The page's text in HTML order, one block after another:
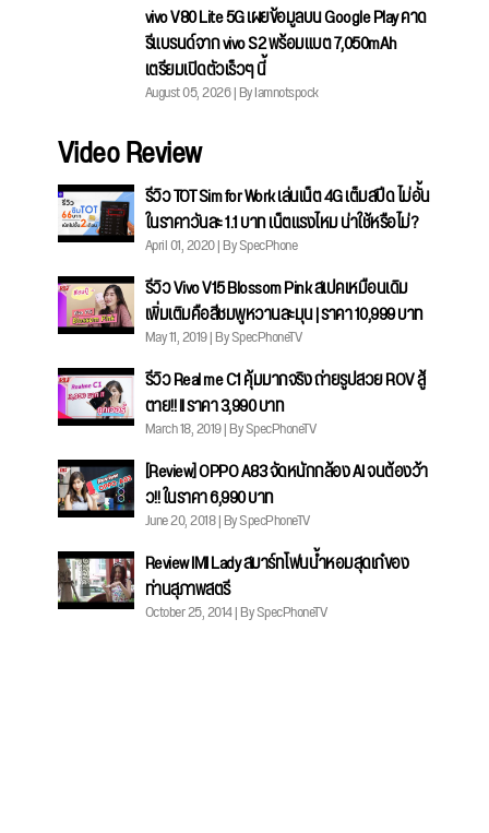
vivo V80 Lite 5G เผยข้อมูลบน Google Play คาด
รีแบรนด์จาก vivo S2 พร้อมแบต 7,050mAh
เตรียมเปิดตัวเร็วๆ นี้
August 05, 2026 | By Iamnotspock
Video Review
รีวิว TOT Sim for Work เล่นเน็ต 4G เต็มสปีด ไม่อั้น
ในราคาวันละ 1.1 บาท เน็ตแรงไหม น่าใช้หรือไม่?
April 01, 2020 | By SpecPhone
รีวิว Vivo V15 Blossom Pink สเปคเหมือนเดิม
เพิ่มเติมคือสีชมพูหวานละมุน | ราคา 10,999 บาท
May 11, 2019 | By SpecPhoneTV
รีวิว Real me C1 คุ้มมากจริง ถ่ายรูปสวย ROV สู้
ตาย!! ll ราคา 3,990 บาท
March 18, 2019 | By SpecPhoneTV
[Review] OPPO A83 จัดหนักกล้อง AI จนต้องว้า
ว!! ในราคา 6,990 บาท
June 20, 2018 | By SpecPhoneTV
Review IMI Lady สมาร์ทโฟนน้ำหอมสุดเก๋ของ
ท่านสุภาพสตรี
October 25, 2014 | By SpecPhoneTV